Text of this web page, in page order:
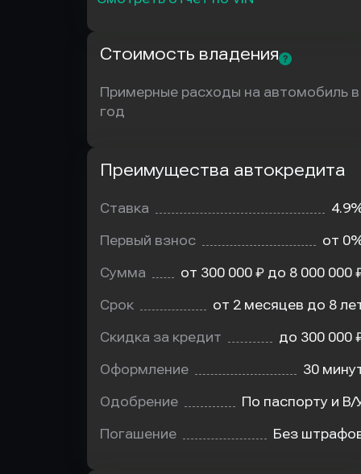
Стоимость владения
Примерные расходы на автомобиль в
год
Преимущества автокредита
Ставка
Первый взнос от
Сумма от 300 000 ₽ до 8 000 000
Срок от 2 месяцев до 8
Скидка за кредит до 300 000
Оформление 30
Одобрение По паспорту и В/
Погашение Без